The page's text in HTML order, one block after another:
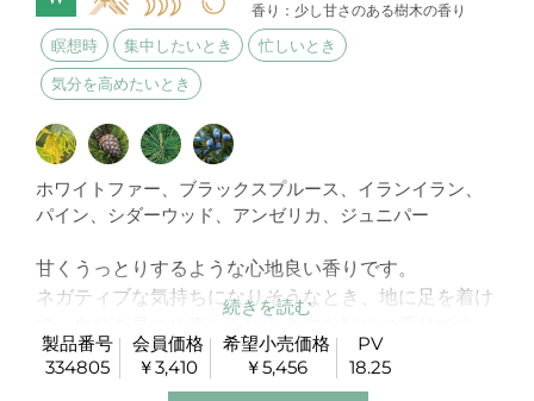
香り：少し甘さのある樹木の香り
瞑想時 集中したいとき 忙しいとき
気分を高めたいとき
ホワイトファー、ブラックスプルース、イランイラン、
パイン、シダーウッド、アンゼリカ、ジュニパー
甘くうっとりするような心地良い香りです。
ネガティブな気持ちになりそうなとき、地に足を着け
製品番号
334805
会員価格
￥3,410
希望小売価格
￥5,456
PV
18.25